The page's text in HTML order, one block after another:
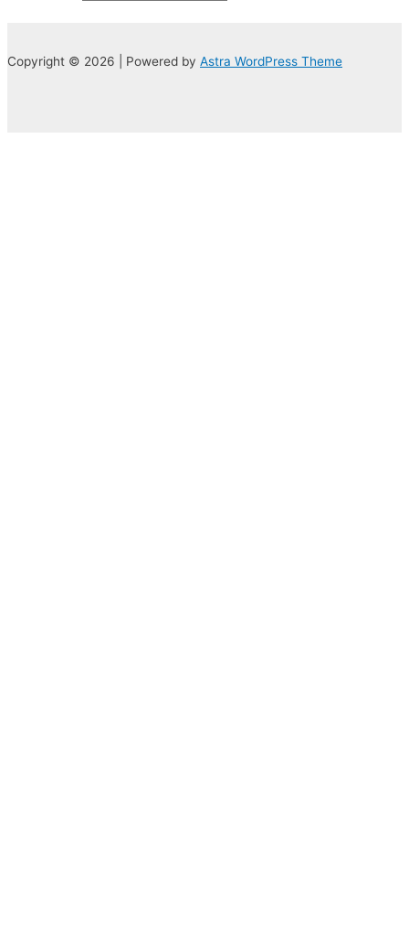
Copyright © 2026 | Powered by Astra WordPress Theme